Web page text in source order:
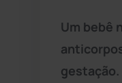
Um bebê